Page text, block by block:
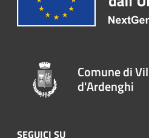
Comune di
d'Ardenghi
SEGUICI SU